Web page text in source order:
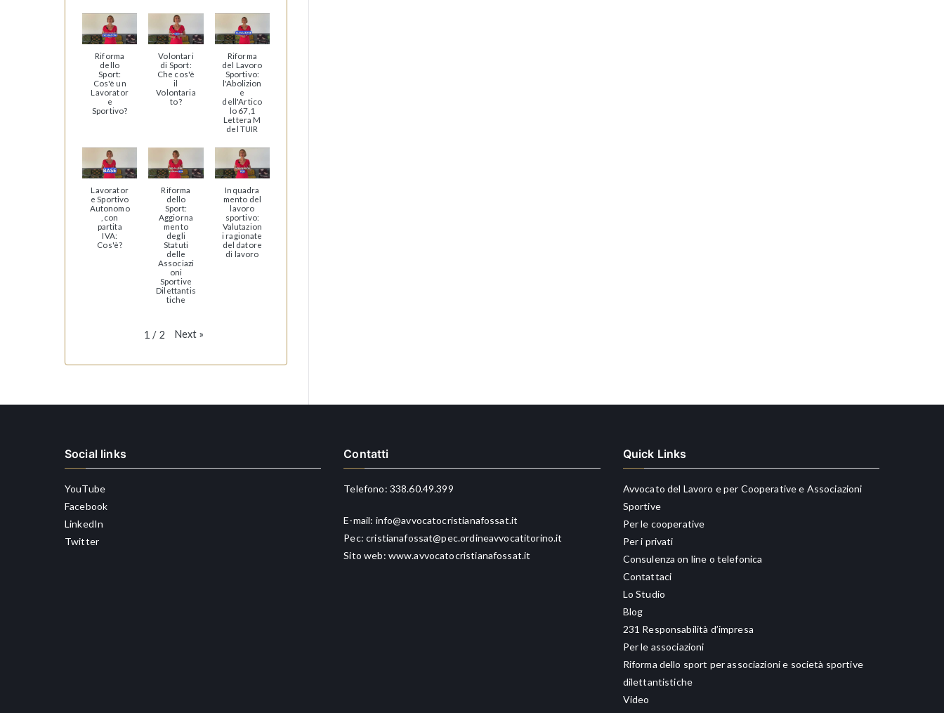
Riforma
dello
Sport:
Cos'è un
Lavorator
e
Sportivo?
Volontari
di Sport:
Che cos'è
il
Volontaria
to?
Riforma
del Lavoro
Sportivo:
l'Abolizion
e
dell'Artico
lo 67,1
Lettera M
del TUIR
Lavorator
e Sportivo
Autonomo
, con
partita
IVA:
Cos'è?
Riforma
dello
Sport:
Aggiorna
mento
degli
Statuti
delle
Associazi
oni
Sportive
Dilettantis
tiche
Inquadra
mento del
lavoro
sportivo:
Valutazion
i ragionate
del datore
di lavoro
1 / 2 Next »
Social links
YouTube
Facebook
LinkedIn
Twitter
Contatti
Telefono: 338.60.49.399
E-mail: info@avvocatocristianafossat.it
Pec:cristianafossat@pec.ordineavvocatitorino.it
Sito web: www.avvocatocristianafossat.it
Quick Links
Avvocato del Lavoro e per Cooperative e Associazioni
Sportive
Per le cooperative
Per i privati
Consulenza on line o telefonica
Contattaci
Lo Studio
Blog
231 Responsabilità d’impresa
Per le associazioni
Riforma dello sport per associazioni e società sportive
dilettantistiche
Video